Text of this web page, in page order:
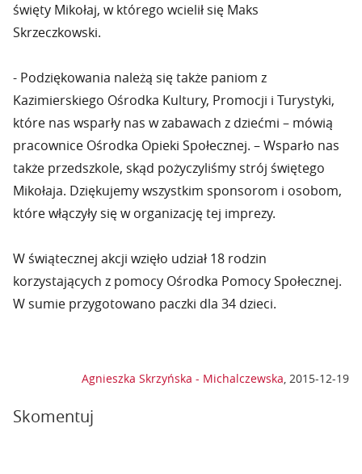
święty Mikołaj, w którego wcielił się Maks
Skrzeczkowski.
- Podziękowania należą się także paniom z
Kazimierskiego Ośrodka Kultury, Promocji i Turystyki,
które nas wsparły nas w zabawach z dziećmi – mówią
pracownice Ośrodka Opieki Społecznej. – Wsparło nas
także przedszkole, skąd pożyczyliśmy strój świętego
Mikołaja. Dziękujemy wszystkim sponsorom i osobom,
które włączyły się w organizację tej imprezy.
W świątecznej akcji wzięło udział 18 rodzin
korzystających z pomocy Ośrodka Pomocy Społecznej.
W sumie przygotowano paczki dla 34 dzieci.
Agnieszka Skrzyńska - Michalczewska, 2015-12-19
Skomentuj